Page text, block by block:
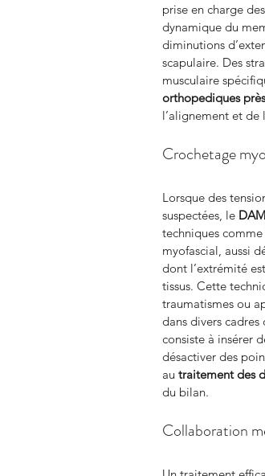
prise en charge
dynamique du
diminutions
scapulaire. Des
musculaire
orthopediques
l’alignement et de
Crochetage
Lorsque des
suspectées, le
techniques
myofascial, aussi
dont l’extrémité
tissus. Cette
traumatismes ou
dans divers
consiste à insérer
désactiver des
au traitement des
du bilan.
Collaboration